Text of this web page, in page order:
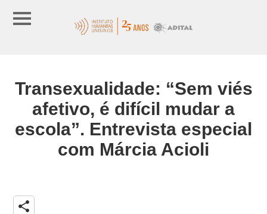
Transexualidade: “Sem viés
afetivo, é difícil mudar a
escola”. Entrevista especial
com Márcia Acioli
share